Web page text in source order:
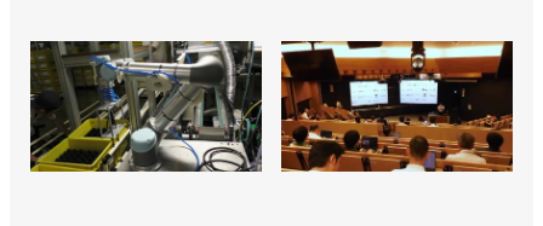
>>通期見通しは下方修正、次世代ロボットは成長の
エンジンになると確信／安川電機
>>ジェイテクト製PLCと直接接続できるコントロー